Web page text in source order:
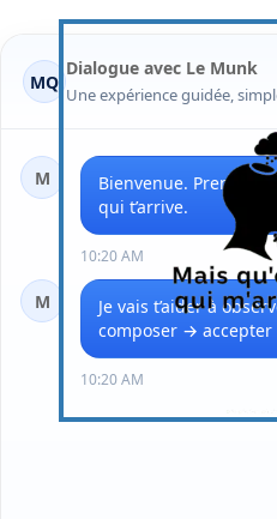
MQ
Dialogue avec Le Munk
Une expérience guidée,
M
Bienvenue. Prends
qui t’arrive.
10:20 AM
M
Je vais t’aider à
composer → accepter
10:20 AM